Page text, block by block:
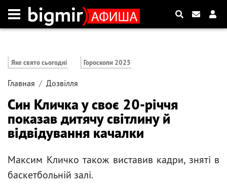
Яке свято сьогодні Гороскопи 2025
Главная Дозвілля
Син Кличка у своє 20-річчя
показав дитячу світлину й
відвідування качалки
Максим Кличко також виставив кадри, зняті в
баскетбольній залі.